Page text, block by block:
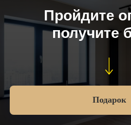
Пройдите
получите
Подарок